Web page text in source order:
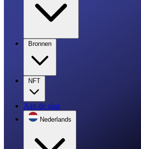
Bronnen
NFT
Aan de slag
Nederlands